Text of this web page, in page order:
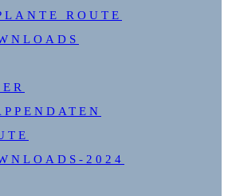
ROUTE
2024